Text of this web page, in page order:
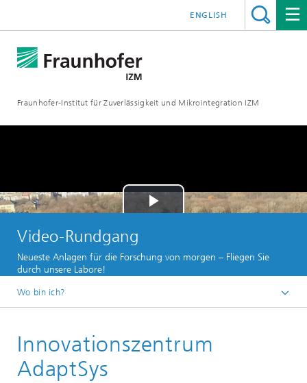
Fraunhofer-Institut für Zuverlässigkeit und Mikrointegration IZM
ENGLISH
Play
Video-Rundgang
Neueste Anlagen für die Forschung von morgen – Fliegen Sie
durch unsere Labore!
Wo bin ich?
Innovationszentrum
AdaptSys